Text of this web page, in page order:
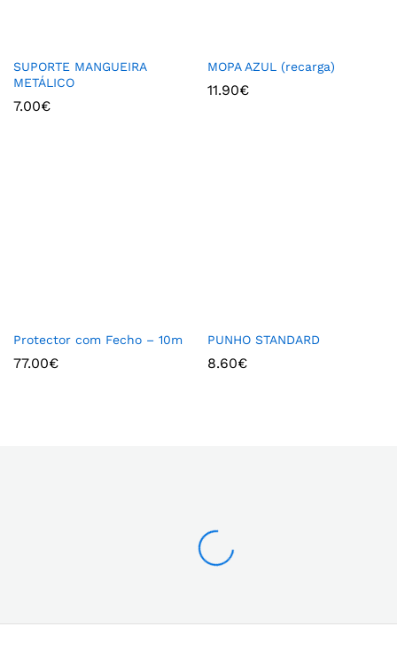
SUPORTE MANGUEIRA
METÁLICO
7.00€
MOPA AZUL (recarga)
11.90€
Protector com Fecho – 10m
77.00€
PUNHO STANDARD
8.60€